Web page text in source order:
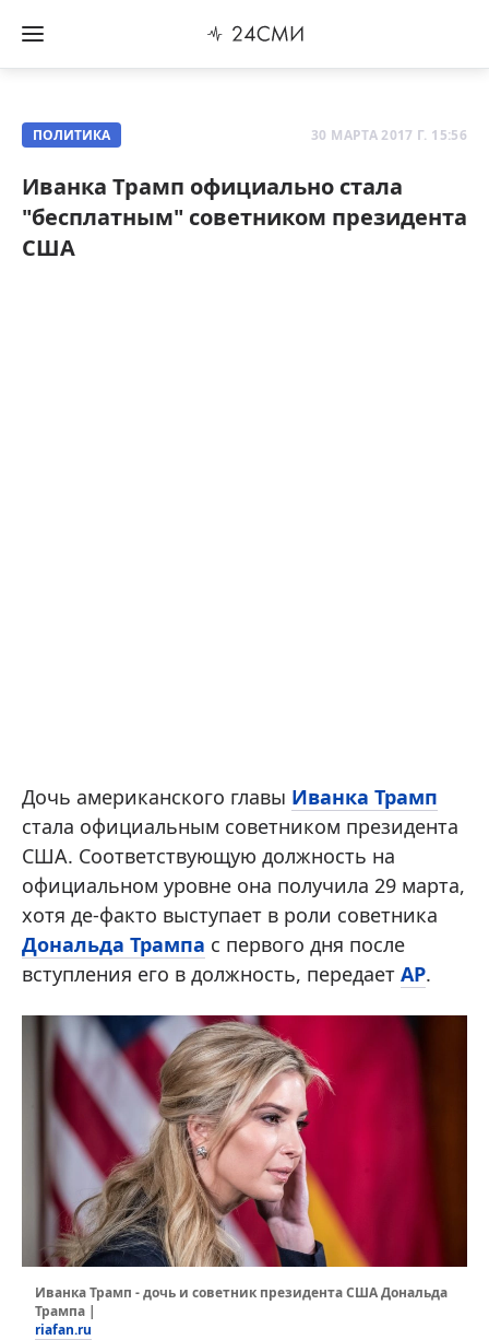
ПОЛИТИКА 30 МАРТА 2017 Г. 15:56
Иванка Трамп официально стала
"бесплатным" советником президента
США
Дочь американского главы Иванка Трамп
стала официальным советником президента
США. Соответствующую должность на
официальном уровне она получила 29 марта,
хотя де-факто выступает в роли советника
Дональда Трампа с первого дня после
вступления его в должность, передает АР.
Иванка Трамп - дочь и советник президента США Дональда
Трампа |
riafan.ru